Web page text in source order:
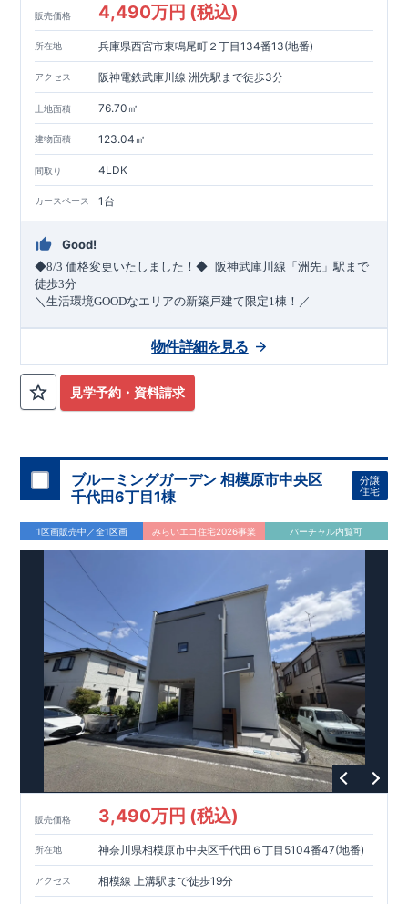
販売価格 4,490万円 (税込)
所在地 兵庫県西宮市東鳴尾町２丁目134番13(地番)
アクセス 阪神電鉄武庫川線 洲先駅まで徒歩3分
土地面積 76.70㎡
建物面積 123.04㎡
間取り 4LDK
カースペース 1台
Good!
◆8/3 価格変更いたしました！◆ ​阪神武庫川線 「洲先」駅まで
徒歩3分
＼生活環境GOODなエリアの新築戸建て限定1棟！／
・2部屋から行き来できる
・デザインと機能性を兼ね備えたオープンサニタリー
リビング全体を見渡せる
​
ーパー）徒歩10分 約787ｍ)​
・網戸
↓クリックすると特設ページにジャンプします↓
2024 年グッドデザイン賞 プロジェクト同時受賞
せる道」 ○第18回キッズデザイン賞受賞 ・2024年、東栄住宅
の新たな空間提案 「マルチエント ランス」が受賞いたしまし
た！
耐震等級最高等級3 ・数百年に一度の地震に耐える力
倍の耐震性！
ー採用で安心！ ○BELS ・エコ住宅としての性能評価を全号棟
が取得しています！ ○住宅性能評価ダブル取得 ・『設計』住
ております。
・『建設』住宅性能評価…評価を受けた図面通
りに施工されているか、建設までに計4回チェックが行われま
す。
平日・休日ご内覧可能です！
ぜひお気軽にお問い合わせください♪ 西宮営業所 TEL
0798-
38-1246​(定休日：火・水・年末年始
見学予約・資料請求
物件詳細を見る
ブルーミングガーデン 相模原市中央区
千代田6丁目1棟
分譲
住宅
1区画販売中／全1区画 みらいエコ住宅2026事業 バーチャル内覧可
販売価格 3,490万円 (税込)
所在地 神奈川県相模原市中央区千代田６丁目5104番47(地番)
アクセス 相模線 上溝駅まで徒歩19分